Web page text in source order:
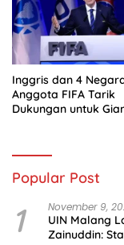
Inggris dan 4
Anggota FIFA Tarik
Dukungan untuk
Popular Post
1 November 9,
UIN Malang
Zainuddin: